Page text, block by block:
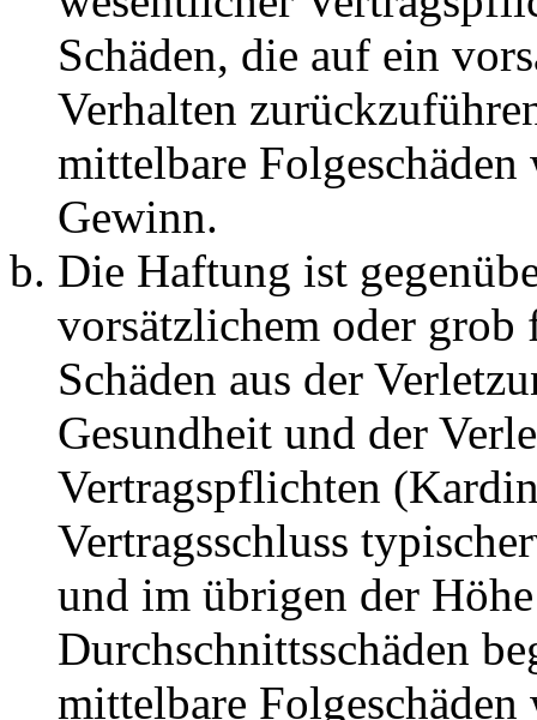
Schäden, die auf ein
Verhalten
mittelbare Folgeschäden
Gewinn.
Die Haftung ist
vorsätzlichem oder grob
Schäden aus der
Gesundheit und der
Vertragspflichten
Vertragsschluss
und im übrigen der
Durchschnittsschäden
mittelbare Folgeschäden